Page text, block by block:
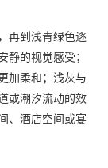
再到浅青绿色逐
静的视觉感受；
加柔和；浅灰与
或潮汐流动的效
、酒店空间或宴